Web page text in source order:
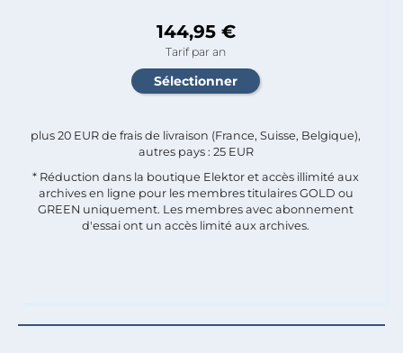
144,95 €
Tarif par an
plus 20 EUR de frais de livraison (France, Suisse, Belgique),
autres pays : 25 EUR
* Réduction dans la boutique Elektor et accès illimité aux
archives en ligne pour les membres titulaires GOLD ou
GREEN uniquement. Les membres avec abonnement
d'essai ont un accès limité aux archives.